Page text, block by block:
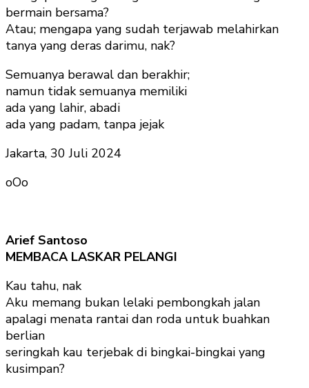
bermain bersama?
Atau; mengapa yang sudah terjawab melahirkan
tanya yang deras darimu, nak?
Semuanya berawal dan berakhir;
namun tidak semuanya memiliki
ada yang lahir, abadi
ada yang padam, tanpa jejak
Jakarta, 30 Juli 2024
oOo
Arief Santoso
MEMBACA LASKAR PELANGI
Kau tahu, nak
Aku memang bukan lelaki pembongkah jalan
apalagi menata rantai dan roda untuk buahkan
berlian
seringkah kau terjebak di bingkai-bingkai yang
kusimpan?